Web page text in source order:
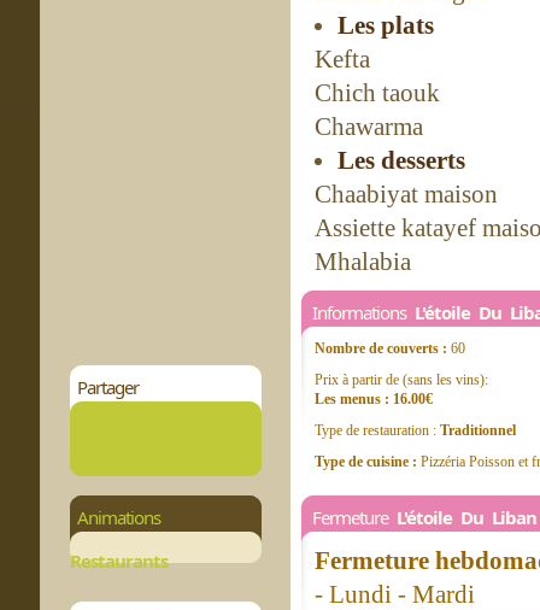
Partager
Animations
Restaurants
Les plats
Kefta
Chich taouk
Chawarma
Les desserts
Chaabiyat maison
Assiette katayef
Mhalabia
Informations L'étoile Du
Nombre de couverts : 60
Prix à partir de (sans les vins):
Les menus : 16.00€
Type de restauration : Traditionnel
Type de cuisine : Pizzéria Poisson et
Fermeture L'étoile Du Liban
Fermeture
- Lundi - Mardi